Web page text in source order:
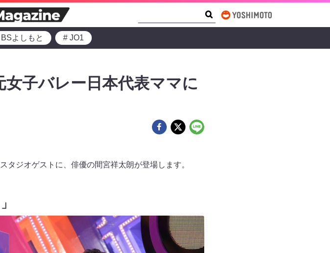
よしもと # JO1
女子バレー日本代表ママに
タジオゲストに、俳優の間宮祥太朗が登場します。